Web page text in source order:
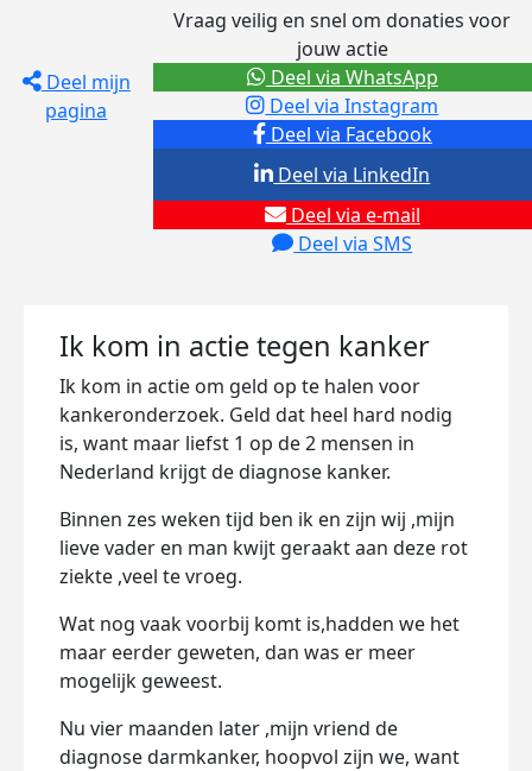
Deel mijn
pagina
Vraag veilig en snel om donaties voor
jouw actie
Deel via Facebook
Deel via Instagram
Deel via e-mail
Deel via SMS
Deel via LinkedIn
Deel via WhatsApp
Ik kom in actie tegen kanker
Ik kom in actie om geld op te halen voor
kankeronderzoek. Geld dat heel hard nodig
is, want maar liefst 1 op de 2 mensen in
Nederland krijgt de diagnose kanker.
Binnen zes weken tijd ben ik en zijn wij ,mijn
lieve vader en man kwijt geraakt aan deze rot
ziekte ,veel te vroeg.
Wat nog vaak voorbij komt is,hadden we het
maar eerder geweten, dan was er meer
mogelijk geweest.
Nu vier maanden later ,mijn vriend de
diagnose darmkanker, hoopvol zijn we, want